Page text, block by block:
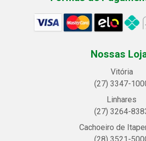
Nossas
Vitória
(27) 3347-
Linhares
(27) 3264-
Cachoeiro de